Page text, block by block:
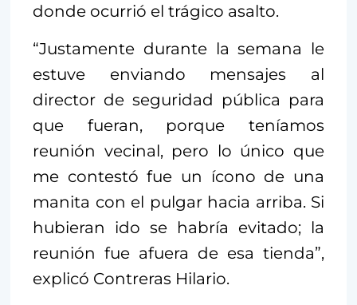
donde ocurrió el trágico asalto.
“Justamente durante la semana le
estuve enviando mensajes al
director de seguridad pública para
que fueran, porque teníamos
reunión vecinal, pero lo único que
me contestó fue un ícono de una
manita con el pulgar hacia arriba. Si
hubieran ido se habría evitado; la
reunión fue afuera de esa tienda”,
explicó Contreras Hilario.